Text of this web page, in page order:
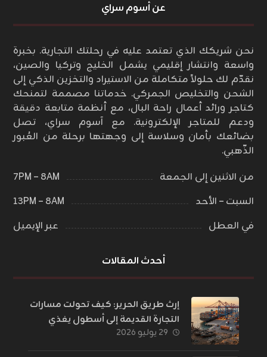
عن أسوم سراي
نحن شريكك الذي تعتمد عليه في رحلتك التجارية. بخبرة
واسعة وانتشار إقليمي يشمل الخليج وتركيا والصين،
نقدّم لك حلولاً متكاملة من الاستيراد والتخزين الذكي إلى
الشحن والتخليص الجمركي. خدماتنا مصممة لتمنحك
كتاجر ورائد أعمال راحة البال، مع أنظمة متابعة دقيقة
ودعم للمتاجر الإلكترونية. مع آسوم سراي، تصل
بضائعك بأمان وسلاسة إلى وجهتها برحلة من العُبور
الذّهبي.
من الاثنين إلى الجمعة
٨AM – ٧PM
السبت – الأحد
٨AM – ١٣PM
في العطل
عبر الإيميل
أحدث المقالات
إرث طريق الحرير: كيف تحولت مسارات
التجارة القديمة إلى أسطول يغذي
العالم؟
٢٩ يوليو ٢٠٢٦